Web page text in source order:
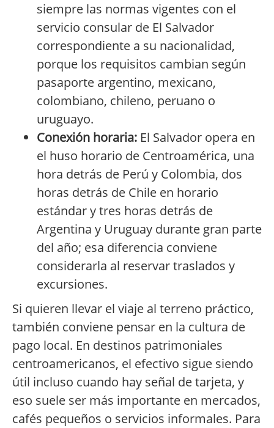
siempre las normas vigentes con el
servicio consular de El Salvador
correspondiente a su nacionalidad,
porque los requisitos cambian según
pasaporte argentino, mexicano,
colombiano, chileno, peruano o
uruguayo.
Conexión horaria: El Salvador opera en
el huso horario de Centroamérica, una
hora detrás de Perú y Colombia, dos
horas detrás de Chile en horario
estándar y tres horas detrás de
Argentina y Uruguay durante gran parte
del año; esa diferencia conviene
considerarla al reservar traslados y
excursiones.
Si quieren llevar el viaje al terreno práctico,
también conviene pensar en la cultura de
pago local. En destinos patrimoniales
centroamericanos, el efectivo sigue siendo
útil incluso cuando hay señal de tarjeta, y
eso suele ser más importante en mercados,
cafés pequeños o servicios informales. Para